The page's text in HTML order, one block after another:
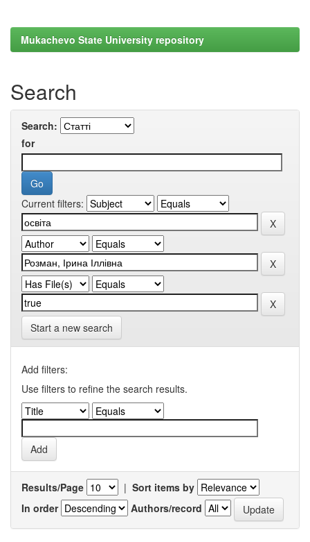
Mukachevo State University repository
Search
Search:
for
Current filters:
Start a new search
Add filters:
Use filters to refine the search results.
Results/Page | Sort items by
In order
Authors/record